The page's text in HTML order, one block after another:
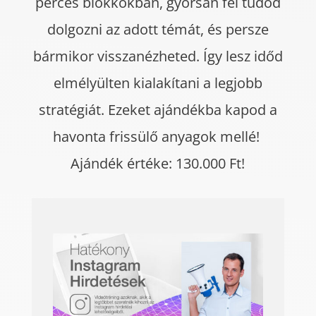
dolgozni az adott témát, és persze
bármikor visszanézheted. Így lesz időd
elmélyülten kialakítani a legjobb
stratégiát. Ezeket ajándékba kapod a
havonta frissülő anyagok mellé!
Ajándék értéke: 130.000 Ft!